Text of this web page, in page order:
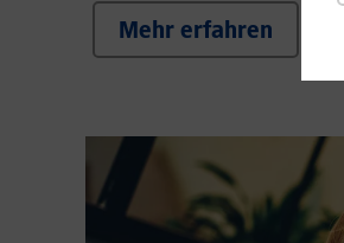
Mehr erfahren